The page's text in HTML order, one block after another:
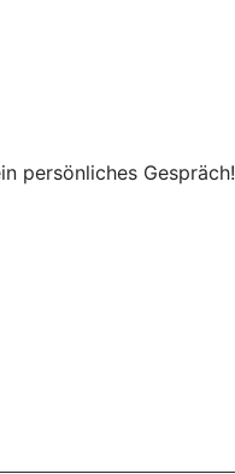
persönliches Gespräch!